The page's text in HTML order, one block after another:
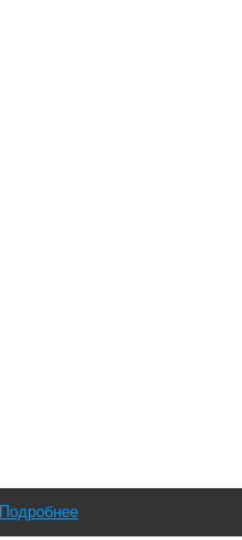
Подробнее